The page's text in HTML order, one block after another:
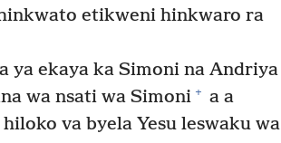
etikweni hinkwaro ra
ya ekaya ka Simoni na Andriya
wa nsati wa Simoni + a a
va byela Yesu leswaku wa